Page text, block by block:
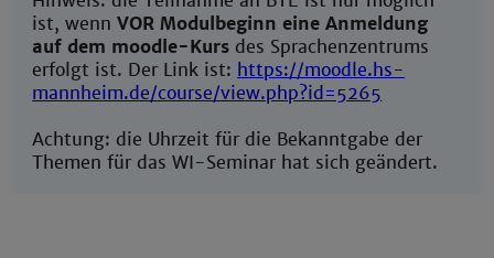
ist, wennVOR Modulbeginn eine Anmeldung
auf dem moodle-Kurs des Sprachenzentrums
erfolgt ist. Der Link ist: https://moodle.hs-
mannheim.de/course/view.php?id=5265
Achtung: die Uhrzeit für die Bekanntgabe der
Themen für das WI-Seminar hat sich geändert.